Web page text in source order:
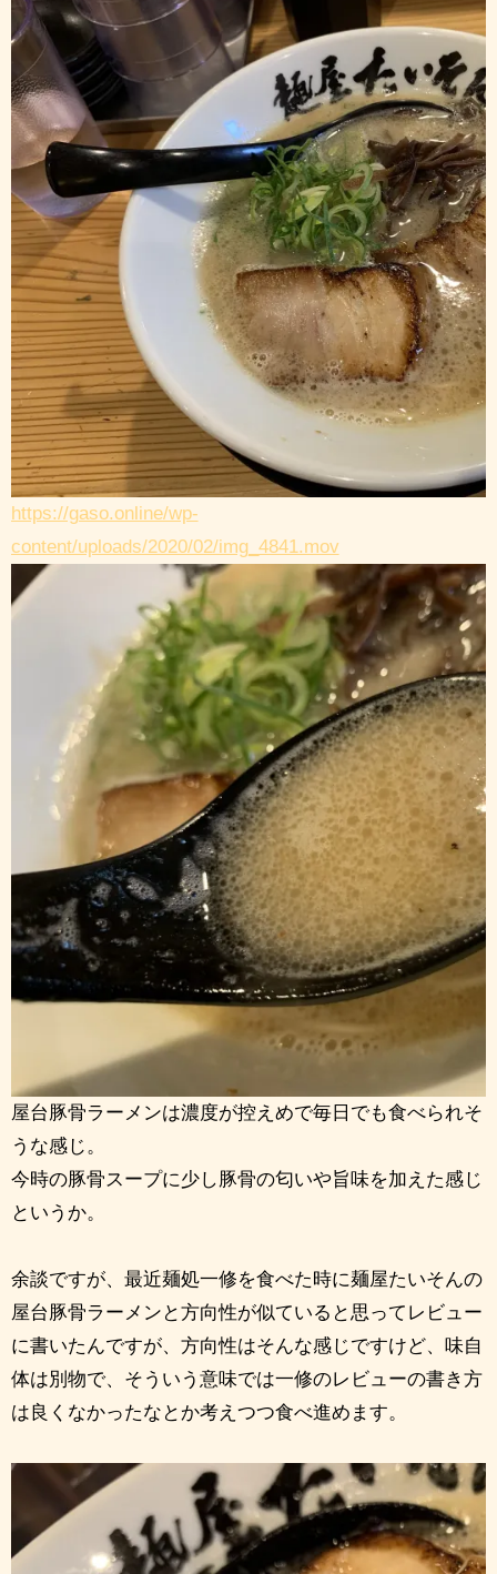
https://gaso.online/wp-
content/uploads/2020/02/img_4841.mov
屋台豚骨ラーメンは濃度が控えめで毎日でも食べられそ
うな感じ。
今時の豚骨スープに少し豚骨の匂いや旨味を加えた感じ
というか。
余談ですが、最近麺処一修を食べた時に麺屋たいそんの
屋台豚骨ラーメンと方向性が似ていると思ってレビュー
に書いたんですが、方向性はそんな感じですけど、味自
体は別物で、そういう意味では一修のレビューの書き方
は良くなかったなとか考えつつ食べ進めます。